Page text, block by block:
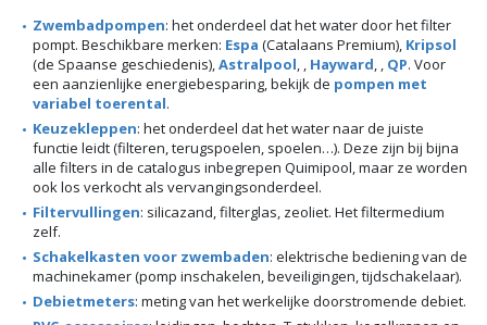
Zwembadpompen: het onderdeel dat het water door het filter
pompt. Beschikbare merken: Espa (Catalaans Premium), Kripsol
(de Spaanse geschiedenis),Astralpool, , Hayward, , QP. Voor
een aanzienlijke energiebesparing, bekijk de pompen met
variabel toerental.
Keuzekleppen: het onderdeel dat het water naar de juiste
functie leidt (filteren, terugspoelen, spoelen…). Deze zijn bij bijna
alle filters in de catalogus inbegrepen Quimipool, maar ze worden
ook los verkocht als vervangingsonderdeel.
Filtervullingen: silicazand, filterglas, zeoliet. Het filtermedium
zelf.
Schakelkasten voor zwembaden: elektrische bediening van de
machinekamer (pomp inschakelen, beveiligingen, tijdschakelaar).
Debietmeters: meting van het werkelijke doorstromende debiet.